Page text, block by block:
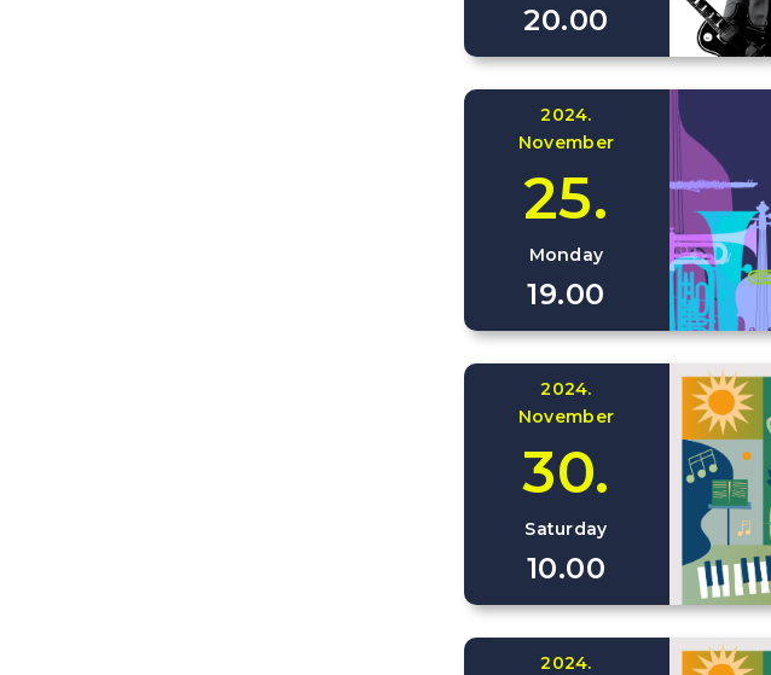
20.00
2024.
November
25.
Monday
19.00
2024.
November
30.
Saturday
10.00
2024.